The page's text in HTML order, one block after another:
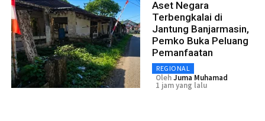
Aset Negara
Terbengkalai di
Jantung Banjarmasin,
Pemko Buka Peluang
Pemanfaatan
REGIONAL
OlehJuma Muhamad
1 jam yang lalu